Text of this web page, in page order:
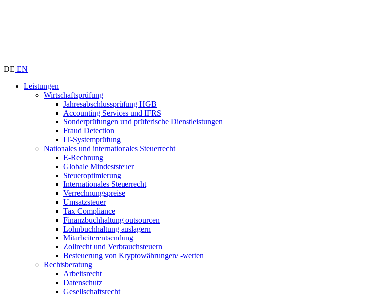
DE EN
Leistungen
Wirtschaftsprüfung
Jahresabschlussprüfung HGB
Accounting Services und IFRS
Sonderprüfungen und prüferische Dienstleistungen
Fraud Detection
IT-Systemprüfung
Nationales und internationales Steuerrecht
E-Rechnung
Globale Mindeststeuer
Steueroptimierung
Internationales Steuerrecht
Verrechnungspreise
Umsatzsteuer
Tax Compliance
Finanzbuchhaltung outsourcen
Lohnbuchhaltung auslagern
Mitarbeiterentsendung
Zollrecht und Verbrauchsteuern
Besteuerung von Kryptowährungen/ -werten
Rechtsberatung
Arbeitsrecht
Datenschutz
Gesellschaftsrecht